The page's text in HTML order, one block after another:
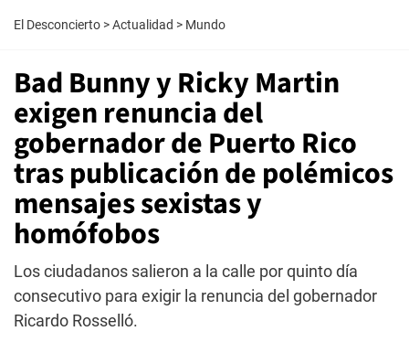
El Desconcierto >Actualidad > Mundo
Bad Bunny y Ricky Martin
exigen renuncia del
gobernador de Puerto Rico
tras publicación de polémicos
mensajes sexistas y
homófobos
Los ciudadanos salieron a la calle por quinto día
consecutivo para exigir la renuncia del gobernador
Ricardo Rosselló.